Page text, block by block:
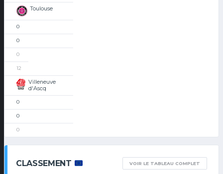
Toulouse
0
0
0
12
Villeneuve
d'Ascq
0
0
0
CLASSEMENT VOIR LE TABLEAU COMPLET